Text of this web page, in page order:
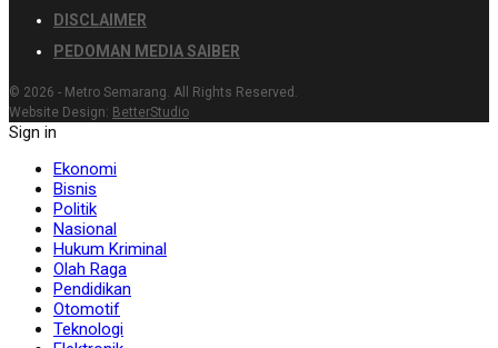
DISCLAIMER
PEDOMAN MEDIA SAIBER
© 2026 - Metro Semarang. All Rights Reserved.
Website Design: BetterStudio
Sign in
Ekonomi
Bisnis
Politik
Nasional
Hukum Kriminal
Olah Raga
Pendidikan
Otomotif
Teknologi